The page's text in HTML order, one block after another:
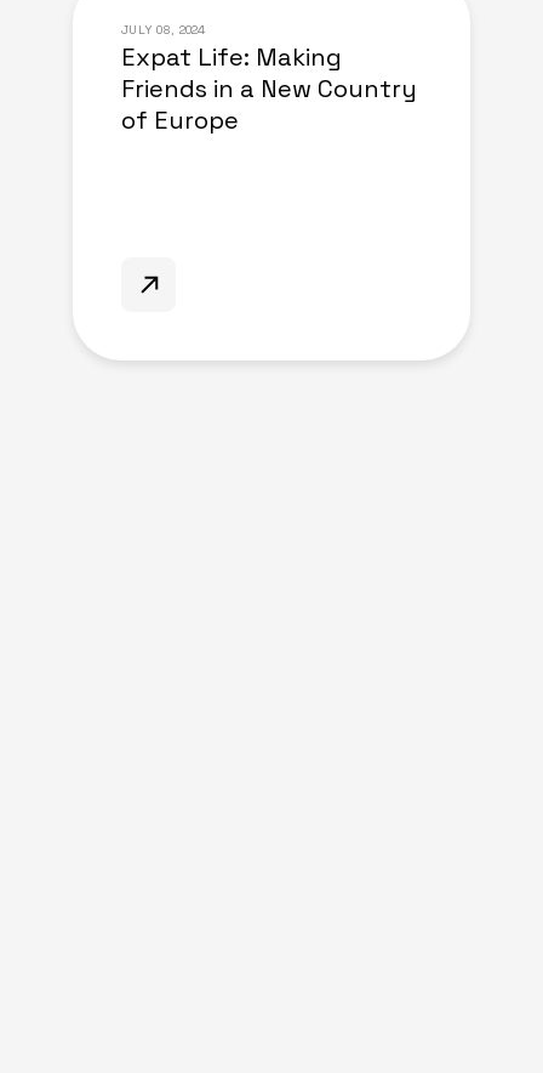
JULY 08, 2024
Expat Life: Making
Friends in a New Country
of Europe